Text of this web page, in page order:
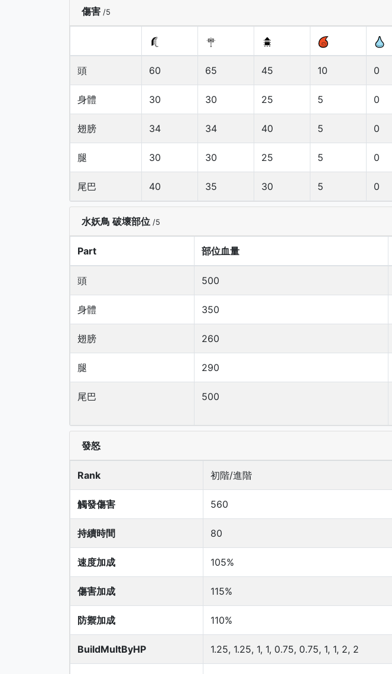
傷害 /5
頭 60 65 45 10 0
身體 30 30 25 5 0
翅膀 34 34 40 5 0
腿 30 30 25 5 0
尾巴 40 35 30 5 0
水妖鳥 破壞部位 /5
Part 部位血量
頭 500
身體 350
翅膀 260
腿 290
尾巴 500
發怒
Rank 初階/進階
觸發傷害 560
持續時間 80
速度加成 105%
傷害加成 115%
防禦加成 110%
BuildMultByHP 1.25, 1.25, 1, 1, 0.75, 0.75, 1, 1, 2, 2